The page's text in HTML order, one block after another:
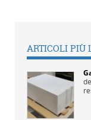
ARTICOLI PIÙ